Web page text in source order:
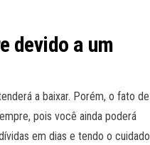
devido a um
a baixar. Porém, o fato de
pois você ainda poderá
em dias e tendo o cuidado